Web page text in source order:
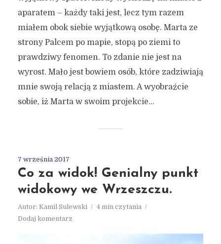
aparatem – każdy taki jest, lecz tym razem
miałem obok siebie wyjątkową osobę. Marta ze
strony Palcem po mapie, stopą po ziemi to
prawdziwy fenomen. To zdanie nie jest na
wyrost. Mało jest bowiem osób, które zadziwiają
mnie swoją relacją z miastem. A wyobraźcie
sobie, iż Marta w swoim projekcie...
7 września 2017
Co za widok! Genialny punkt
widokowy we Wrzeszczu.
Autor: Kamil Sulewski
4 min czytania
Dodaj komentarz